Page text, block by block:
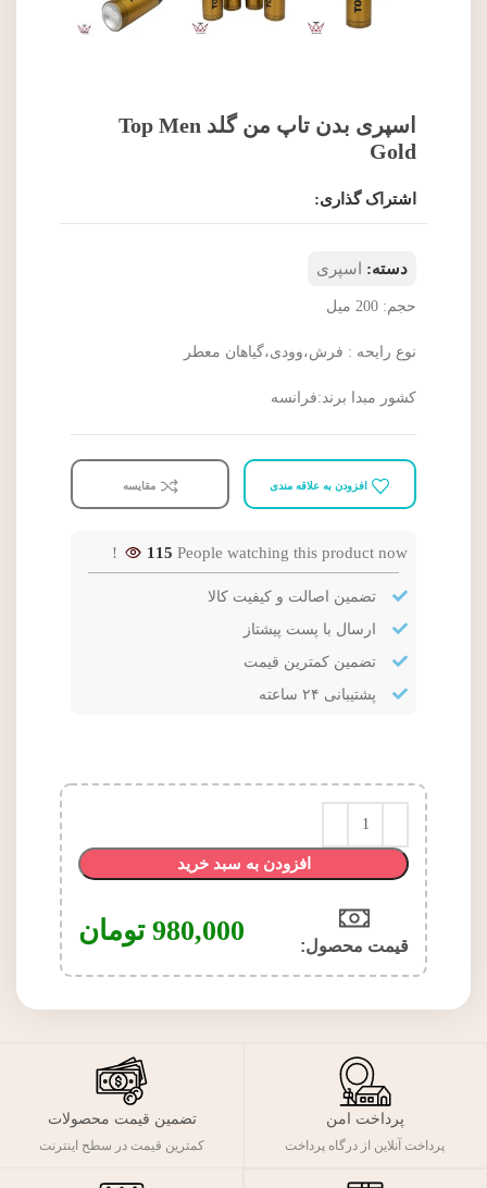
اسپری بدن تاپ من گلد Top Men
Gold
اشتراک گذاری:
دسته: اسپری
حجم: 200 ميل
نوع رايحه : فرش،وودی،گیاهان معطر
کشور مبدا برند:فرانسه
افزودن به علاقه مندی مقایسه
115 People watching this product now!
تضمین اصالت و کیفیت کالا
ارسال با پست پیشتاز
تضمین کمترین قیمت
پشتیبانی ۲۴ ساعته
افزودن به سبد خرید
قیمت محصول:​ 980,000 تومان
پرداخت امن
پرداخت آنلاین از درگاه پرداخت
تضمین قیمت محصولات
کمترین قیمت در سطح اینترنت